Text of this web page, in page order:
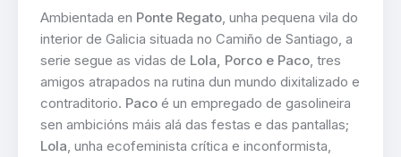
Ambientada en Ponte Regato, unha pequena vila do
interior de Galicia situada no Camiño de Santiago, a
serie segue as vidas de Lola, Porco e Paco, tres
amigos atrapados na rutina dun mundo dixitalizado e
contraditorio. Paco é un empregado de gasolineira
sen ambicións máis alá das festas e das pantallas;
Lola, unha ecofeminista crítica e inconformista,